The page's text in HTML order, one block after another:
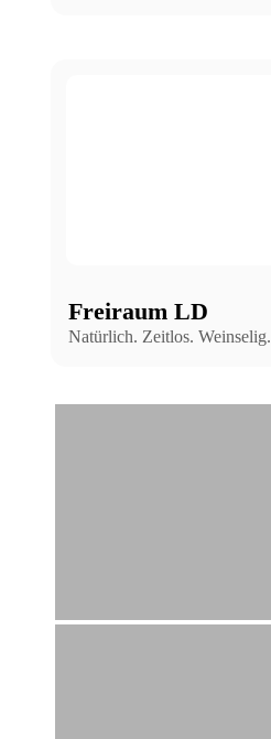
Freiraum LD
Natürlich. Zeitlos. Weinselig.